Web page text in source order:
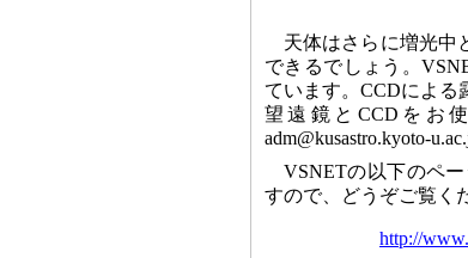
天体はさらに増光中
できるでしょう。
ています。CCDによる
望遠鏡とCCDをお
adm@kusastro.kyoto-
VSNETの以下のペ
すので、どうぞご覧く
http://